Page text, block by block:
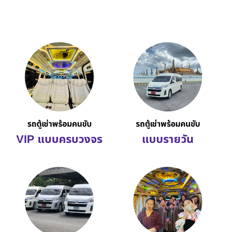
รถตู้เช่าพร้อมคนขับ
VIP แบบครบวงจร
รถตู้เช่าพร้อมคนขับ
แบบรายวัน